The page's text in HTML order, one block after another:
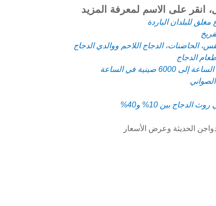
انقر على الاسم لمعرفة المزيد
الحديثة وعرض الأسعار